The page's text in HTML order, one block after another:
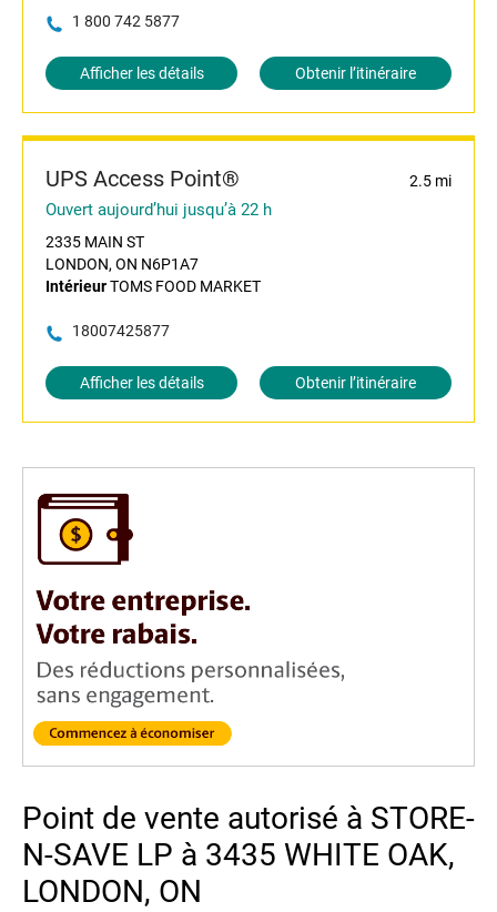
1 800 742 5877
Afficher les détails Obtenir l’itinéraire
UPS Access Point® 2.5 mi
Ouvert aujourd’hui jusqu’à 22 h
2335 MAIN ST
LONDON, ON N6P1A7
IntérieurTOMS FOOD MARKET
18007425877
Afficher les détails Obtenir l’itinéraire
Point de vente autorisé à STORE-
N-SAVE LP à 3435 WHITE OAK,
LONDON, ON